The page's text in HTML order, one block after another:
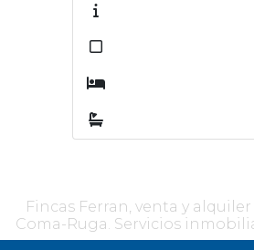
Fincas Ferran, venta y
Coma-Ruga. Servicios